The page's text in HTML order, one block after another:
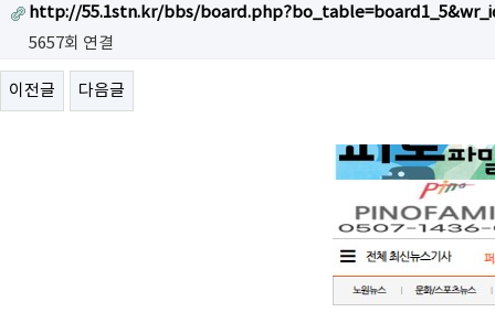
http://55.1stn.kr/bbs/
5657회 연결
이전글 다음글